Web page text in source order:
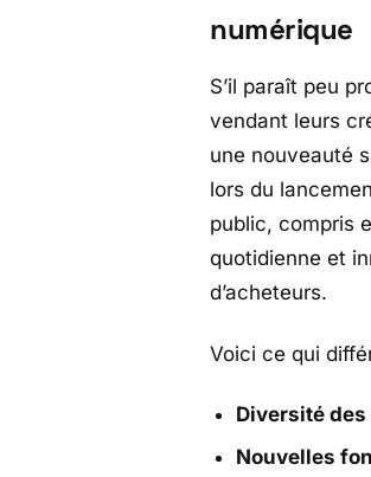
numérique
S’il paraît peu
vendant leurs
une nouveauté
lors du
public, compris
quotidienne et
d’acheteurs.
Voici ce qui
Diversité
Nouvelles